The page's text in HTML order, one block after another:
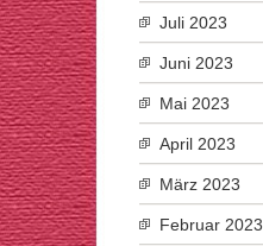
Juli 2023
Juni 2023
Mai 2023
April 2023
März 2023
Februar 2023